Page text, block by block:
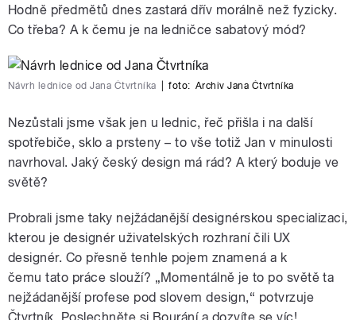
Hodně předmětů dnes zastará dřív morálně než fyzicky.
Co třeba? A k čemu je na ledničce sabatový mód?
Návrh lednice od Jana Čtvrtníka foto: Archiv Jana Čtvrtníka
Nezůstali jsme však jen u lednic, řeč přišla i na další
spotřebiče, sklo a prsteny –⁠ to vše totiž Jan v minulosti
navrhoval. Jaký český design má rád? A který boduje ve
světě?
Probrali jsme taky nejžádanější designérskou specializaci,
kterou je designér uživatelských rozhraní čili UX
designér. Co přesně tenhle pojem znamená a k
čemu tato práce slouží? „Momentálně je to po světě ta
nejžádanější profese pod slovem design,“ potvrzuje